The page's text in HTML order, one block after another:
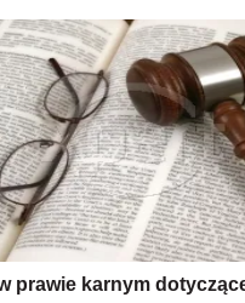
prawie karnym